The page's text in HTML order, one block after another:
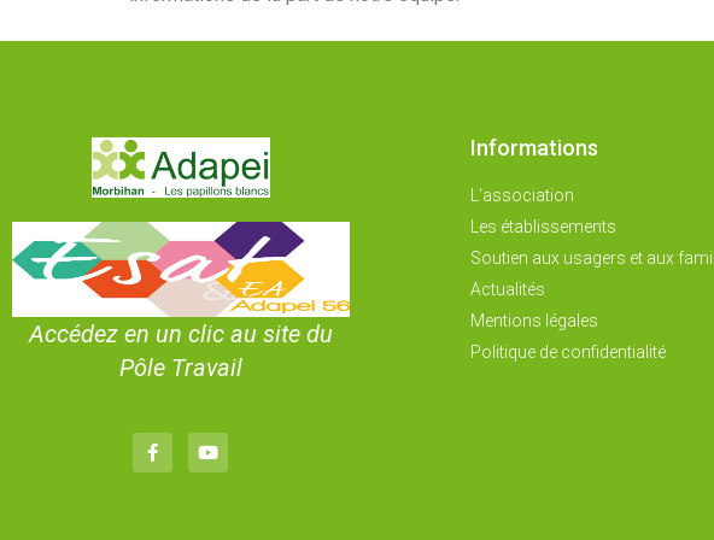
Accédez en un clic au site du
Pôle Travail
Informations
L'association
Les établissements
Soutien aux usagers et aux
Actualités
Mentions légales
Politique de confidentialité